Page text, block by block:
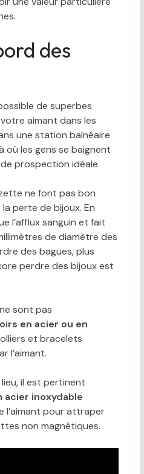
des
de superbes
aimant dans les
une station balnéaire
où les gens se baignent
prospection idéale.
ne font pas bon
perte de bijoux. En
l’afflux sanguin et fait
de diamètre des
des bagues, plus
perdre des bijoux est
sont pas
en acier ou en
et bracelets
l’aimant.
il est pertinent
acier inoxydable
l’aimant pour attraper
non magnétiques.